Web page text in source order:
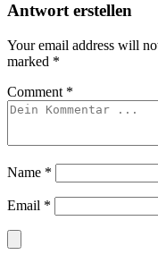
Antwort erstellen
Your email address will
marked *
Comment *
Name *
Email *